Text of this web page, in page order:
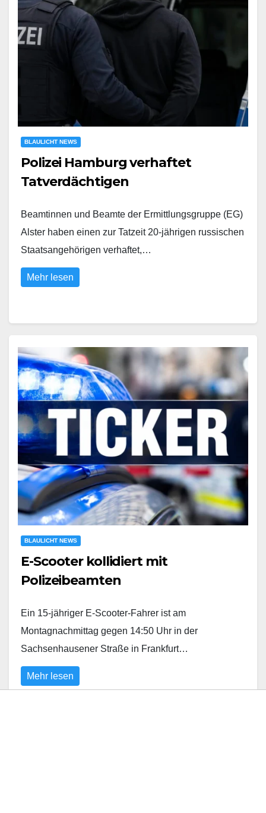
BLAULICHT NEWS
Polizei Hamburg verhaftet
Tatverdächtigen
Beamtinnen und Beamte der Ermittlungsgruppe (EG)
Alster haben einen zur Tatzeit 20-jährigen russischen
Staatsangehörigen verhaftet,…
Mehr lesen
BLAULICHT NEWS
E-Scooter kollidiert mit
Polizeibeamten
Ein 15-jähriger E-Scooter-Fahrer ist am
Montagnachmittag gegen 14:50 Uhr in der
Sachsenhausener Straße in Frankfurt…
Mehr lesen